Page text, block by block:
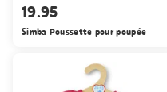
19.95
Simba Poussette pour poupée